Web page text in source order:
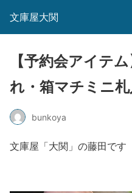
文庫屋大関
【予約会アイテ
れ・箱マチミニ
bunkoya
文庫屋「大関」の藤田です